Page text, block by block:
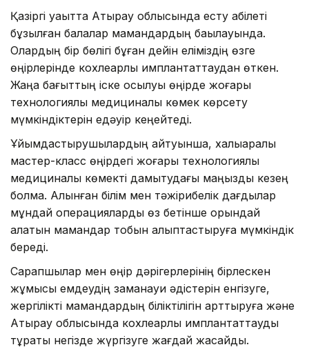
Қазіргі уақытта Атырау облысында есту қабілеті
бұзылған балалар мамандардың бақылауында.
Олардың бір бөлігі бұған дейін еліміздің өзге
өңірлерінде кохлеарлық имплантаттаудан өткен.
Жаңа бағыттың іске қосылуы өңірде жоғары
технологиялық медициналық көмек көрсету
мүмкіндіктерін едәуір кеңейтеді.
Ұйымдастырушылардың айтуынша, халықаралық
мастер-класс өңірдегі жоғары технологиялық
медициналық көмекті дамытудағы маңызды кезең
болмақ. Алынған білім мен тәжірибелік дағдылар
мұндай операцияларды өз бетінше орындай
алатын мамандар тобын қалыптастыруға мүмкіндік
береді.
Сарапшылар мен өңір дәрігерлерінің бірлескен
жұмысы емдеудің заманауи әдістерін енгізуге,
жергілікті мамандардың біліктілігін арттыруға және
Атырау облысында кохлеарлық имплантаттауды
тұрақты негізде жүргізуге жағдай жасайды.